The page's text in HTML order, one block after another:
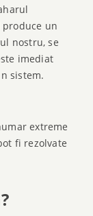
un
nostru, se
imediat
sistem.
extreme
fi rezolvate